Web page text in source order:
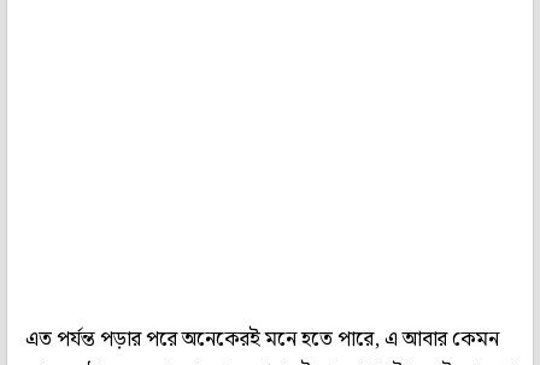
এত পর্যন্ত পড়ার পরে অনেকেরই মনে হতে পারে, এ আবার কেমন